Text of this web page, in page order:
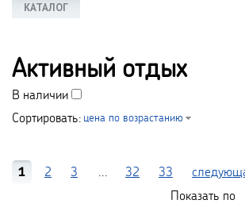
КАТАЛОГ
Активный отдых
В наличии
Сортировать: цена по возрастанию
1
2 3 ... 32 33
Показать по